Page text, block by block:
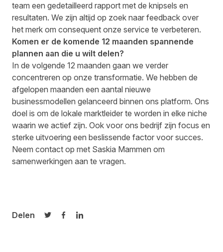
team een gedetailleerd rapport met de knipsels en
resultaten. We zijn altijd op zoek naar feedback over
het merk om consequent onze service te verbeteren.
Komen er de komende 12 maanden spannende
plannen aan die u wilt delen?
In de volgende 12 maanden gaan we verder
concentreren op onze transformatie. We hebben de
afgelopen maanden een aantal nieuwe
businessmodellen gelanceerd binnen ons platform. Ons
doel is om de lokale marktleider te worden in elke niche
waarin we actief zijn. Ook voor ons bedrijf zijn focus en
sterke uitvoering een beslissende factor voor succes.
Neem contact op met Saskia Mammen om
samenwerkingen aan te vragen.
Delen
Delen op Twitter
Delen op Facebook
Delen op LinkedIn